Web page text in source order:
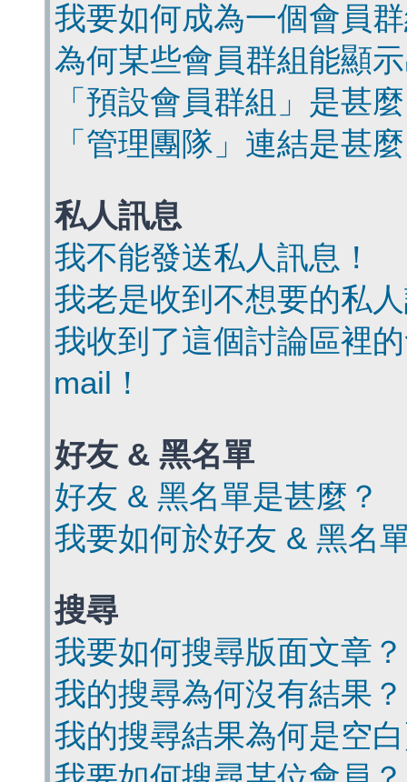
我要如何成為一個會員
為何某些會員群組能顯
「預設會員群組」是甚
「管理團隊」連結是甚
私人訊息
我不能發送私人訊息！
我老是收到不想要的私
我收到了這個討論區裡
mail！
好友 & 黑名單
好友 & 黑名單是甚麼？
我要如何於好友 & 黑名
搜尋
我要如何搜尋版面文章？
我的搜尋為何沒有結果？
我的搜尋結果為何是空